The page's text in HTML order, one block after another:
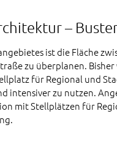
–
ist die Fläche
zu überplanen.
für Regional und
intensiver zu nutzen.
mit Stellplätzen für